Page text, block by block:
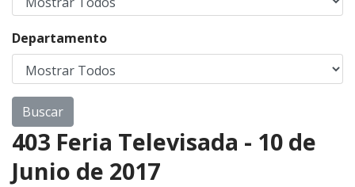
Departamento
403 Feria Televisada - 10 de
Junio de 2017